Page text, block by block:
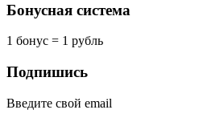
Бонусная система
1 бонус = 1 рубль
Подпишись
Введите свой email